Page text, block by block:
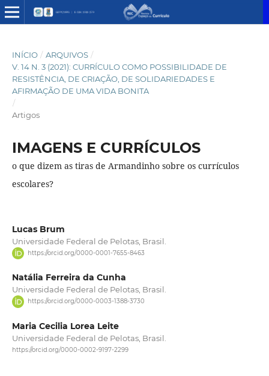
INÍCIO / ARQUIVOS /
V. 14 N. 3 (2021): CURRÍCULO COMO POSSIBILIDADE DE
RESISTÊNCIA, DE CRIAÇÃO, DE SOLIDARIEDADES E
AFIRMAÇÃO DE UMA VIDA BONITA
/
Artigos
IMAGENS E CURRÍCULOS
o que dizem as tiras de Armandinho sobre os currículos
escolares?
Lucas Brum
Universidade Federal de Pelotas, Brasil.
https://orcid.org/0000-0001-7655-8463
Natália Ferreira da Cunha
Universidade Federal de Pelotas, Brasil.
https://orcid.org/0000-0003-1388-3730
Maria Cecilia Lorea Leite
Universidade Federal de Pelotas, Brasil.
https://orcid.org/0000-0002-9197-2299